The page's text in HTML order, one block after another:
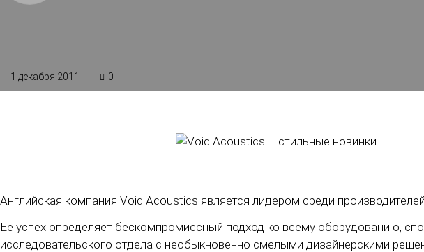
1 декабря 2011 0
Английская компания Void Acoustics является лидером среди
Ее успех определяет бескомпромиссный подход ко всему оборудованию,
исследовательского отдела с необыкновенно смелыми дизайнерскими